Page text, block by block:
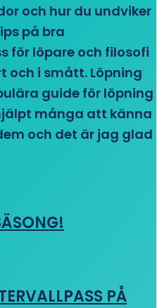
och hur du undviker
på bra
för löpare och filosofi
och i smått. Löpning
guide för löpning
många att känna
och det är jag glad
PÅ